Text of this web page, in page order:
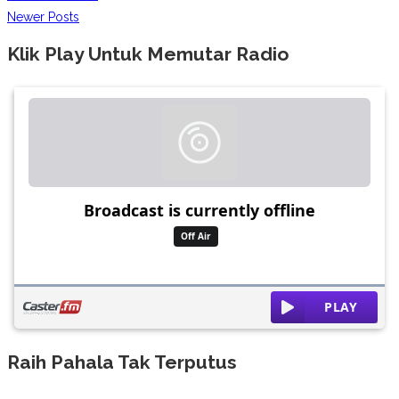
Newer Posts
Klik Play Untuk Memutar Radio
Raih Pahala Tak Terputus